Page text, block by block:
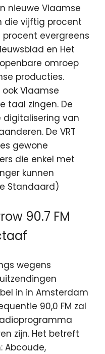
nieuwe Vlaamse
die vijftig procent
evergreens
en Het
omroep
producties.
Vlaamse
taal zingen. De
digitalisering van
De VRT
gewone
die enkel met
kunnen
Standaard)
90.7 FM
wegens
in in Amsterdam
90,0 FM zal
zijn. Het betreft
Abcoude,